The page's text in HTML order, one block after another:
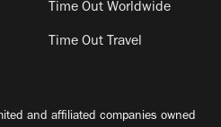
Time Out Worldwide
Time Out Travel
and affiliated companies owned